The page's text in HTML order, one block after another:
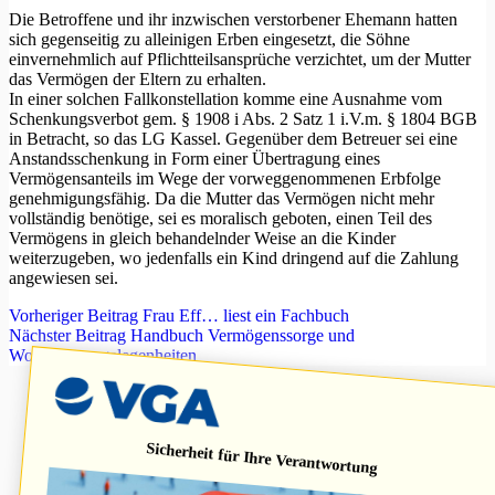
Die Betroffene und ihr inzwischen verstorbener Ehemann hatten
sich gegenseitig zu alleinigen Erben eingesetzt, die Söhne
einvernehmlich auf Pflichtteilsansprüche verzichtet, um der Mutter
das Vermögen der Eltern zu erhalten.
In einer solchen Fallkonstellation komme eine Ausnahme vom
Schenkungsverbot gem. § 1908 i Abs. 2 Satz 1 i.V.m. § 1804 BGB
in Betracht, so das LG Kassel. Gegenüber dem Betreuer sei eine
Anstandsschenkung in Form einer Übertragung eines
Vermögensanteils im Wege der vorweggenommenen Erbfolge
genehmigungsfähig. Da die Mutter das Vermögen nicht mehr
vollständig benötige, sei es moralisch geboten, einen Teil des
Vermögens in gleich behandelnder Weise an die Kinder
weiterzugeben, wo jedenfalls ein Kind dringend auf die Zahlung
angewiesen sei.
VorherigerBeitrag Frau Eff… liest ein Fachbuch
NächsterBeitrag Handbuch Vermögenssorge und
Wohnungsangelegenheiten
Sicherheit für Ihre Verantwortung